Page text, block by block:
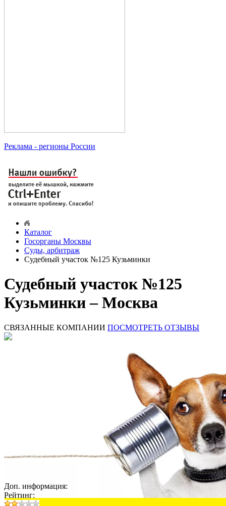
Реклама - регионы России
Каталог
Госорганы Москвы
Суды, арбитраж
Судебный участок №125 Кузьминки
Судебный участок №125
Кузьминки – Москва
СВЯЗАННЫЕ КОМПАНИИ ПОСМОТРЕТЬ ОТЗЫВЫ
Доп. информация:
Рейтинг: